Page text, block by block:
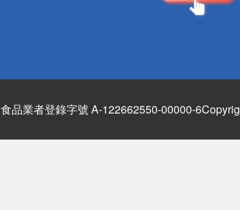
食品業者登錄字號 A-122662550-00000-6